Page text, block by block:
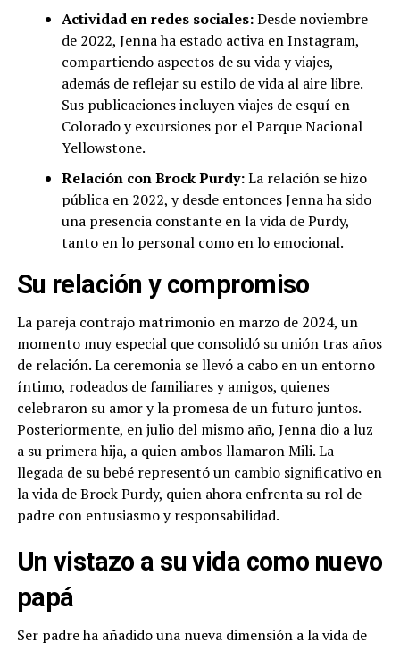
Actividad en redes sociales:Desde noviembre
de 2022, Jenna ha estado activa en Instagram,
compartiendo aspectos de su vida y viajes,
además de reflejar su estilo de vida al aire libre.
Sus publicaciones incluyen viajes de esquí en
Colorado y excursiones por el Parque Nacional
Yellowstone.
Relación con Brock Purdy:La relación se hizo
pública en 2022, y desde entonces Jenna ha sido
una presencia constante en la vida de Purdy,
tanto en lo personal como en lo emocional.
Su relación y compromiso
La pareja contrajo matrimonio en marzo de 2024, un
momento muy especial que consolidó su unión tras años
de relación. La ceremonia se llevó a cabo en un entorno
íntimo, rodeados de familiares y amigos, quienes
celebraron su amor y la promesa de un futuro juntos.
Posteriormente, en julio del mismo año, Jenna dio a luz
a su primera hija, a quien ambos llamaron Mili. La
llegada de su bebé representó un cambio significativo en
la vida de Brock Purdy, quien ahora enfrenta su rol de
padre con entusiasmo y responsabilidad.
Un vistazo a su vida como nuevo
papá
Ser padre ha añadido una nueva dimensión a la vida de